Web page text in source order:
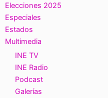
Elecciones 2025
Especiales
Estados
Multimedia
INE TV
INE Radio
Podcast
Galerías